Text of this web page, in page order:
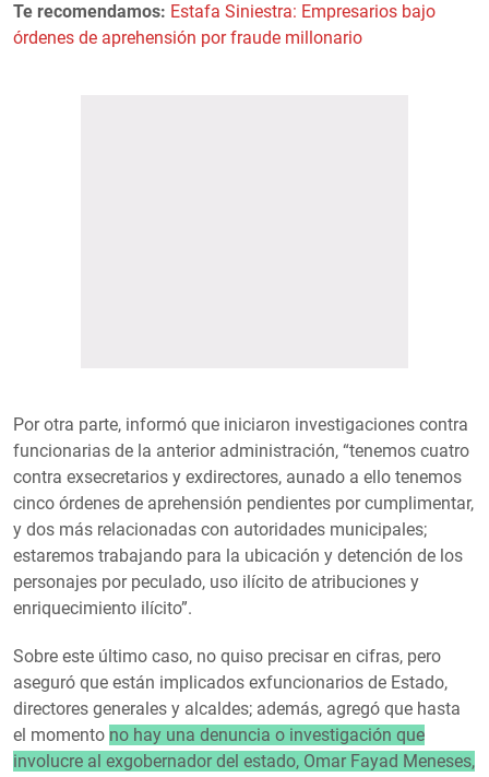
Te recomendamos: Estafa Siniestra: Empresarios bajo
órdenes de aprehensión por fraude millonario
Por otra parte, informó que iniciaron investigaciones contra
funcionarias de la anterior administración, “tenemos cuatro
contra exsecretarios y exdirectores, aunado a ello tenemos
cinco órdenes de aprehensión pendientes por cumplimentar,
y dos más relacionadas con autoridades municipales;
estaremos trabajando para la ubicación y detención de los
personajes por peculado, uso ilícito de atribuciones y
enriquecimiento ilícito”.
Sobre este último caso, no quiso precisar en cifras, pero
aseguró que están implicados exfuncionarios de Estado,
directores generales y alcaldes; además, agregó que hasta
el momento no hay una denuncia o investigación que
involucre al exgobernador del estado, Omar Fayad Meneses,